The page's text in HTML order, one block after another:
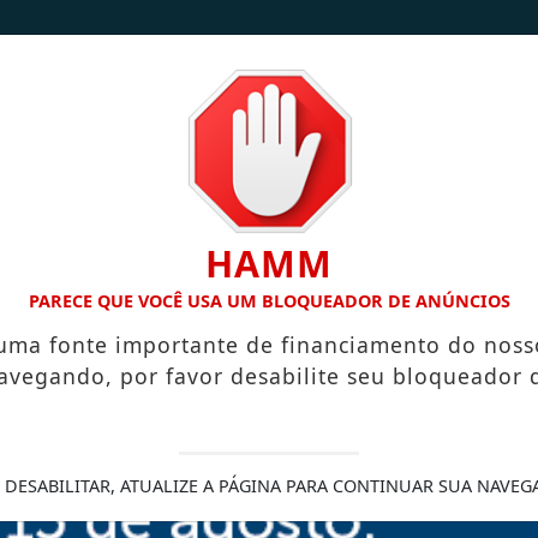
NOTÍCIAS /
MESA: FAMÍLIA TRANSFORMA INHAME EM DOCES, PÃES E
sobre medidas do
dos
HAMM
PARECE QUE VOCÊ USA UM BLOQUEADOR DE ANÚNCIOS
fonte importante de financiamento do
por favor desabilite seu bloqueador
DESABILITAR, ATUALIZE A PÁGINA PARA CONTINUAR SUA